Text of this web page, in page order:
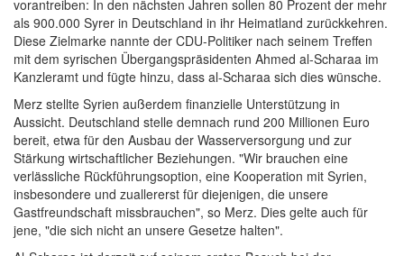
vorantreiben: In den nächsten Jahren sollen 80 Prozent der mehr
als 900.000 Syrer in Deutschland in ihr Heimatland zurückkehren.
Diese Zielmarke nannte der CDU-Politiker nach seinem Treffen
mit dem syrischen Übergangspräsidenten Ahmed al-Scharaa im
Kanzleramt und fügte hinzu, dass al-Scharaa sich dies wünsche.
Merz stellte Syrien außerdem finanzielle Unterstützung in
Aussicht. Deutschland stelle demnach rund 200 Millionen Euro
bereit, etwa für den Ausbau der Wasserversorgung und zur
Stärkung wirtschaftlicher Beziehungen. "Wir brauchen eine
verlässliche Rückführungsoption, eine Kooperation mit Syrien,
insbesondere und zuallererst für diejenigen, die unsere
Gastfreundschaft missbrauchen", so Merz. Dies gelte auch für
jene, "die sich nicht an unsere Gesetze halten".